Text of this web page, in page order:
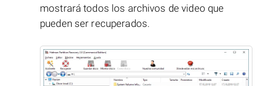
mostrará todos los archivos de video que
pueden ser recuperados.